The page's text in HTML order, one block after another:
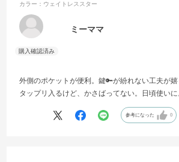
カラー：ウェイトレススター
ミーママ
外側のポケットが便利。鍵🔑が紛れない工夫が嬉
タップリ入るけど、かさばってない。日頃使いに
参考になった 0